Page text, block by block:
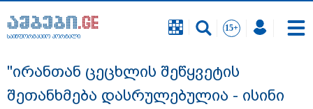
საინფორმაციო პორტალი
საინფორმაციო პორტალი
"ირანთან ცეცხლის შეწყვეტის
შეთანხმება დასრულებულია - ისინი